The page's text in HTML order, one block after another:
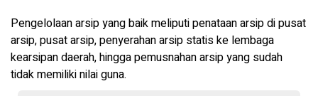
Pengelolaan arsip yang baik meliputi penataan arsip di pusat
arsip, pusat arsip, penyerahan arsip statis ke lembaga
kearsipan daerah, hingga pemusnahan arsip yang sudah
tidak memiliki nilai guna.